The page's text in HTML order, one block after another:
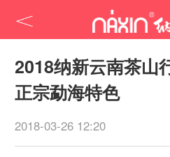
2018纳新云南茶
正宗勐海特色
2018-03-26 12:20